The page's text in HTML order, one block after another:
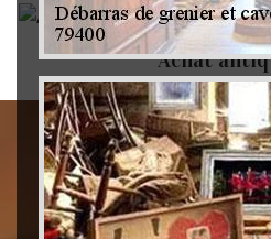
Achat